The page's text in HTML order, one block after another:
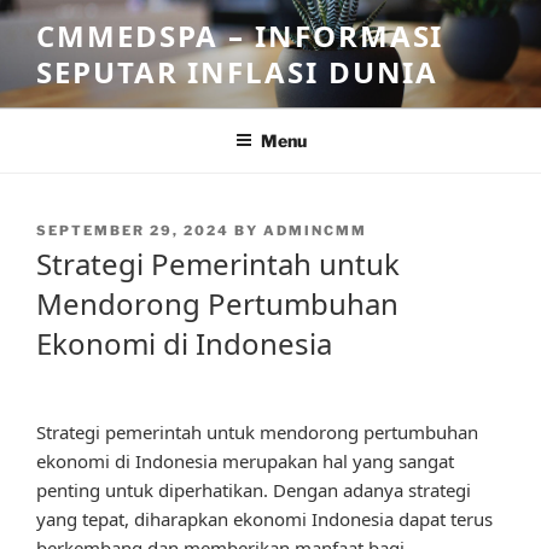
Skip
content
CMMEDSPA – INFORMASI
SEPUTAR INFLASI DUNIA
Menu
POSTED
SEPTEMBER 29, 2024 BY ADMINCMM
Strategi Pemerintah untuk
Mendorong Pertumbuhan
Ekonomi di Indonesia
Strategi pemerintah untuk mendorong pertumbuhan
ekonomi di Indonesia merupakan hal yang sangat
penting untuk diperhatikan. Dengan adanya strategi
yang tepat, diharapkan ekonomi Indonesia dapat terus